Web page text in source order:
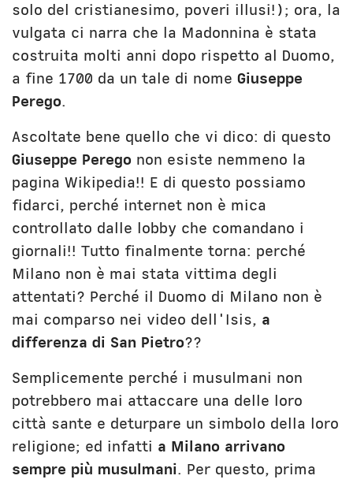
solo del cristianesimo, poveri illusi!); ora, la
vulgata ci narra che la Madonnina è stata
costruita molti anni dopo rispetto al Duomo,
a fine 1700 da un tale di nome Giuseppe
Perego.
Ascoltate bene quello che vi dico: di questo
Giuseppe Perego non esiste nemmeno la
pagina Wikipedia!! E di questo possiamo
fidarci, perché internet non è mica
controllato dalle lobby che comandano i
giornali!! Tutto finalmente torna: perché
Milano non è mai stata vittima degli
attentati? Perché il Duomo di Milano non è
mai comparso nei video dell'Isis, a
differenza di San Pietro??
Semplicemente perché i musulmani non
potrebbero mai attaccare una delle loro
città sante e deturpare un simbolo della loro
religione; ed infatti a Milano arrivano
sempre più musulmani. Per questo, prima